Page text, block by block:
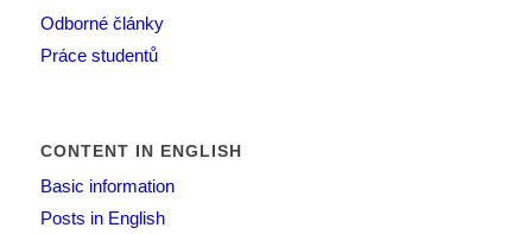
Odborné články
Práce studentů
CONTENT IN ENGLISH
Basic information
Posts in English